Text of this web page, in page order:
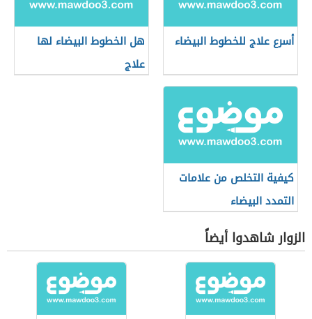
أسرع علاج للخطوط البيضاء
هل الخطوط البيضاء لها
علاج
كيفية التخلص من علامات
التمدد البيضاء
الزوار شاهدوا أيضاً